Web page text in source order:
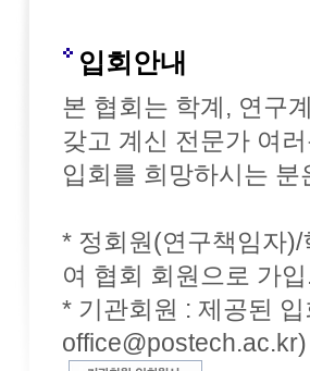
입회안내
본 협회는 학계, 연구
갖고 계신 전문가 여
입회를 희망하시는
* 정회원(연구책임자
여 협회 회원으로 가
* 기관회원 : 제공된
office@postech.ac.kr)